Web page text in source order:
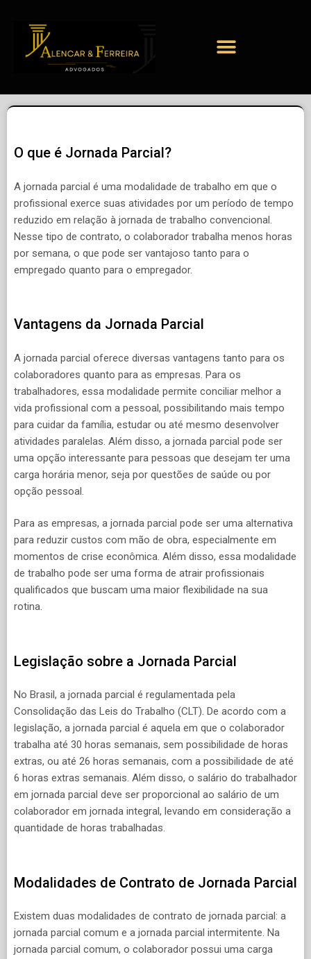
O que é Jornada Parcial?
A jornada parcial é uma modalidade de trabalho em que o
profissional exerce suas atividades por um período de tempo
reduzido em relação à jornada de trabalho convencional.
Nesse tipo de contrato, o colaborador trabalha menos horas
por semana, o que pode ser vantajoso tanto para o
empregado quanto para o empregador.
Vantagens da Jornada Parcial
A jornada parcial oferece diversas vantagens tanto para os
colaboradores quanto para as empresas. Para os
trabalhadores, essa modalidade permite conciliar melhor a
vida profissional com a pessoal, possibilitando mais tempo
para cuidar da família, estudar ou até mesmo desenvolver
atividades paralelas. Além disso, a jornada parcial pode ser
uma opção interessante para pessoas que desejam ter uma
carga horária menor, seja por questões de saúde ou por
opção pessoal.
Para as empresas, a jornada parcial pode ser uma alternativa
para reduzir custos com mão de obra, especialmente em
momentos de crise econômica. Além disso, essa modalidade
de trabalho pode ser uma forma de atrair profissionais
qualificados que buscam uma maior flexibilidade na sua
rotina.
Legislação sobre a Jornada Parcial
No Brasil, a jornada parcial é regulamentada pela
Consolidação das Leis do Trabalho (CLT). De acordo com a
legislação, a jornada parcial é aquela em que o colaborador
trabalha até 30 horas semanais, sem possibilidade de horas
extras, ou até 26 horas semanais, com a possibilidade de até
6 horas extras semanais. Além disso, o salário do trabalhador
em jornada parcial deve ser proporcional ao salário de um
colaborador em jornada integral, levando em consideração a
quantidade de horas trabalhadas.
Modalidades de Contrato de Jornada Parcial
Existem duas modalidades de contrato de jornada parcial: a
jornada parcial comum e a jornada parcial intermitente. Na
jornada parcial comum, o colaborador possui uma carga